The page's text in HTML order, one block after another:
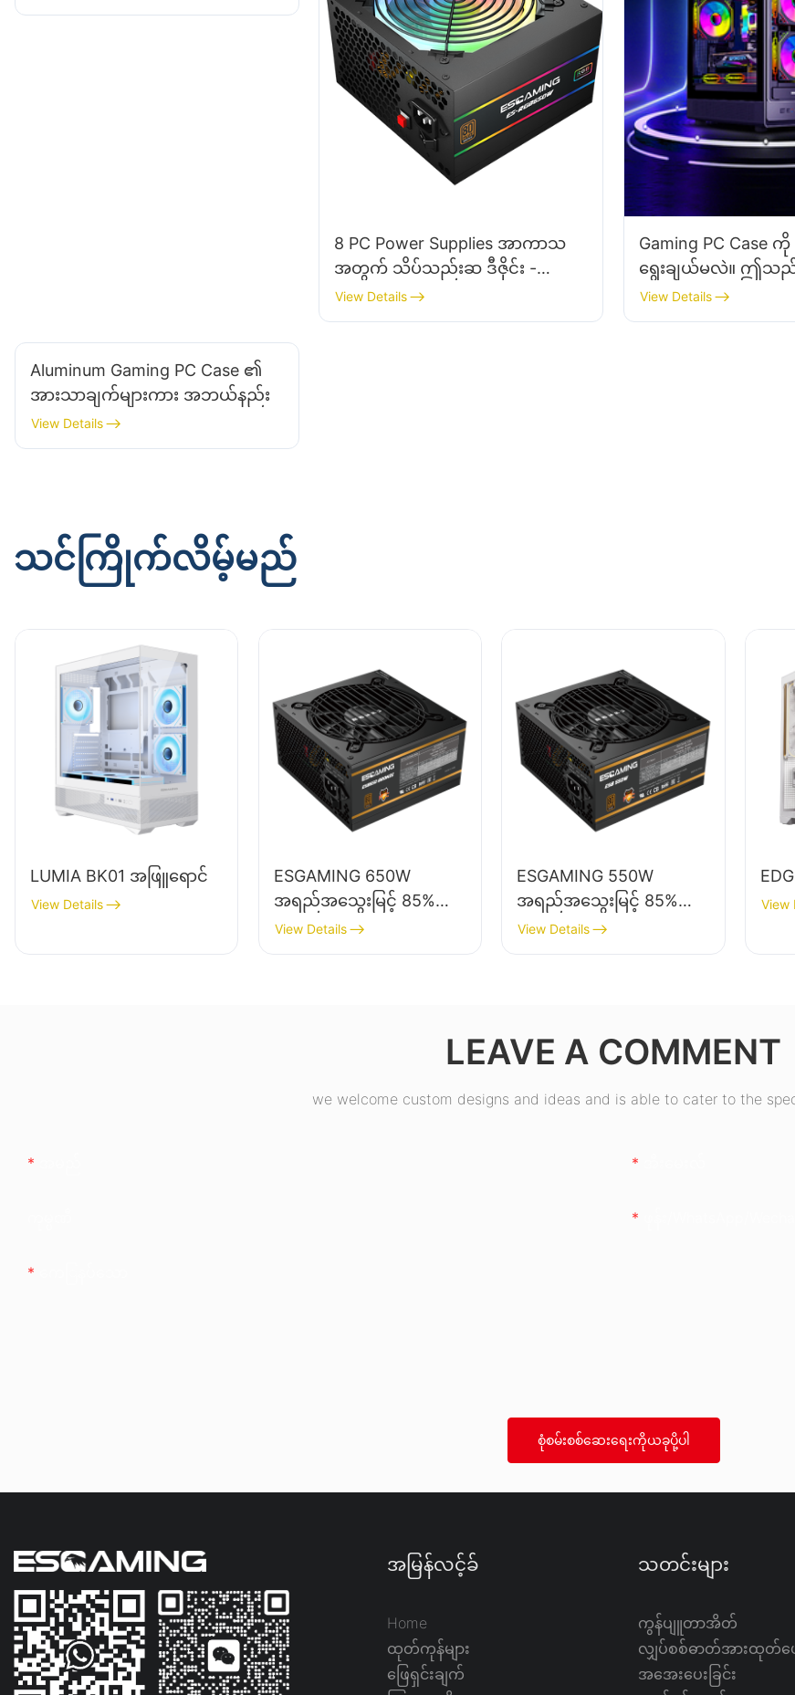
8 PC Power Supplies အာကာသ
အတွက် သိပ်သည်းဆ ဒီဇိုင်း -
ကန့်သတ်ထားသော တည်ဆောက်မှု
များ
View Details
Gaming PC
ရွေးချယ်မလဲ။ ဤသ
အတွက် လမ်းညွှန်ချက်
View Details
Aluminum Gaming PC Case ၏
အားသာချက်များကား အဘယ်နည်း
View Details
သင်ကြိုက်လိမ့်မည်
LUMIA BK01 အဖြူရောင်
View Details
ESGAMING 650W
အရည်အသွေးမြင့် 85%
စွမ်းဆောင်ရည်ရှိသော Full-
Module 80+ Bronze
View Details
ESGAMING 550W
အရည်အသွေးမြင့် 85%
စွမ်းဆောင်ရည် 80+
Bronze Desktop PC
View Details
View
LEAVE A COMMENT
we welcome custom designs and ideas and is able to cater to the
စုံစမ်းစစ်ဆေးရေးကိုယခုပို့ပါ
အမြန်လင့်ခ်
Home
ထုတ်ကုန်များ
ဖြေရှင်းချက်
သတင်းများ
ကွန်ပျူတာအိတ်
လျှပ်စစ်ဓာတ်အားထုတ်
အအေးပေးခြင်း